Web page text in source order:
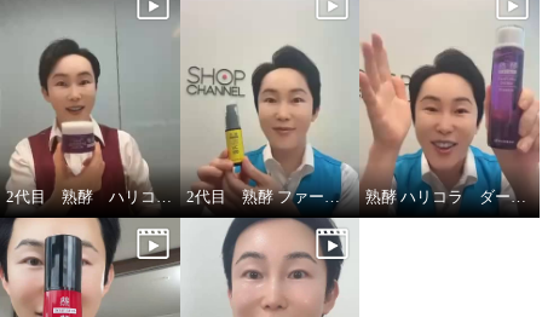
2代目 熟酵 ハリコラクリーム 2代目 熟酵 ファーメントエッセンスVC100 熟酵 ハリコラ ダーマエッセンス